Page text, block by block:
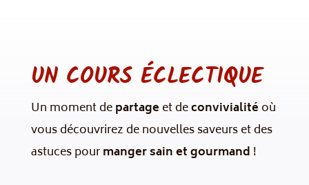
UN COURS ÉCLECTIQUE
Un moment departage et deconvivialité où
vous découvrirez de nouvelles saveurs et des
astuces pourmanger sain et gourmand !